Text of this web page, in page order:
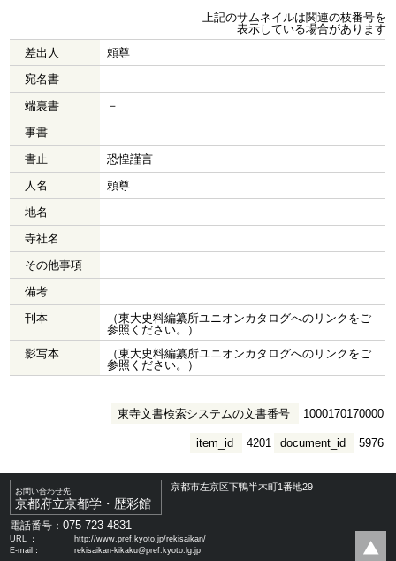
上記のサムネイルは関連の枝番号を
表示している場合があります
差出人
頼尊
宛名書
端裏書
－
事書
書止
恐惶謹言
人名
頼尊
地名
寺社名
その他事項
備考
刊本
（東大史料編纂所ユニオンカタログへのリンクをご
参照ください。）
影写本
（東大史料編纂所ユニオンカタログへのリンクをご
参照ください。）
東寺文書検索システムの文書番号 1000170170000
document_id 5976
item_id 4201
お問い合わせ先
京都府立京都学・歴彩館
京都市左京区下鴨半木町1番地29
電話番号：075-723-4831
URL ：
http://www.pref.kyoto.jp/rekisaikan/
E-mail：
rekisaikan-kikaku@pref.kyoto.lg.jp